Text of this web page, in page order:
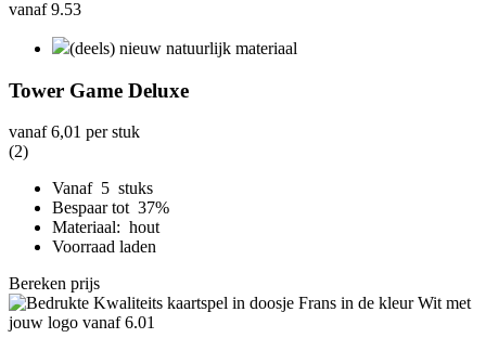
(deels) nieuw natuurlijk materiaal
Tower Game Deluxe
vanaf6,01 per stuk
(2)
Vanaf 5 stuks
Bespaar tot 37%
Materiaal: hout
Voorraad laden
Bereken prijs